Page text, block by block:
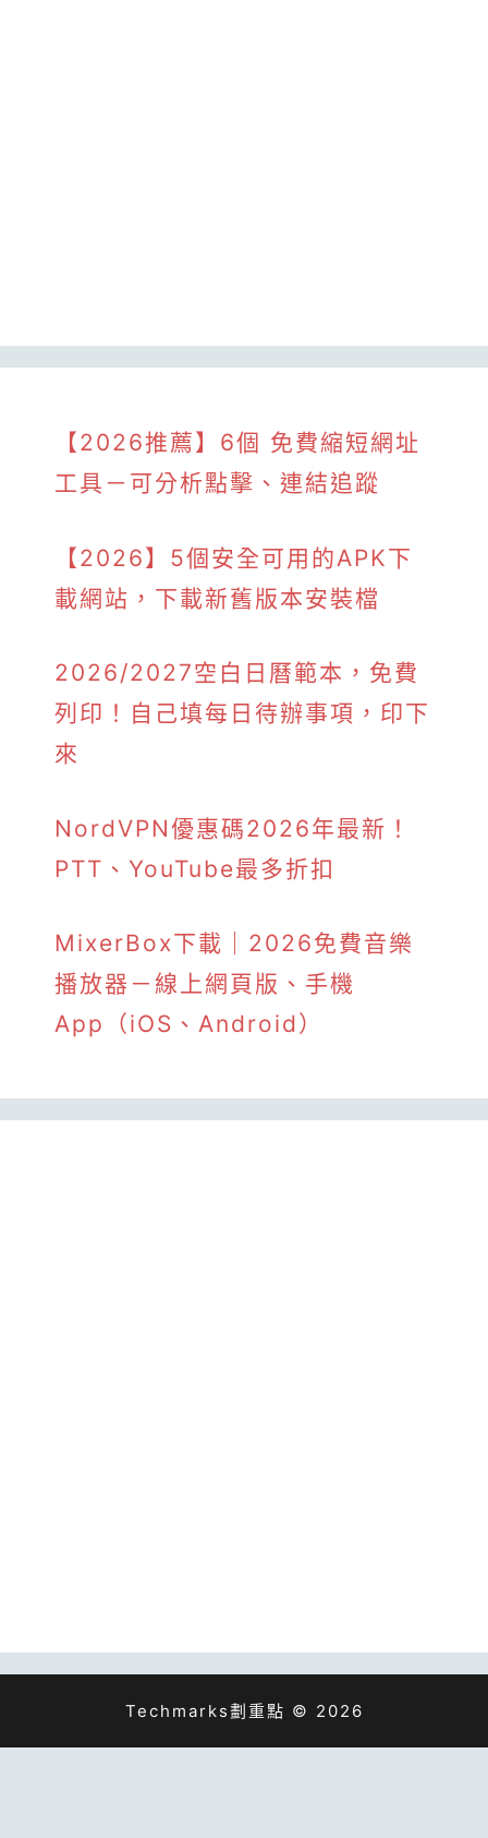
【2026推薦】6個 免費縮短網址
工具－可分析點擊、連結追蹤
【2026】5個安全可用的APK下
載網站，下載新舊版本安裝檔
2026/2027空白日曆範本，免費
列印！自己填每日待辦事項，印下
來
NordVPN優惠碼2026年最新！
PTT、YouTube最多折扣
MixerBox下載｜2026免費音樂
播放器－線上網頁版、手機
App（iOS、Android）
Techmarks劃重點 © 2026